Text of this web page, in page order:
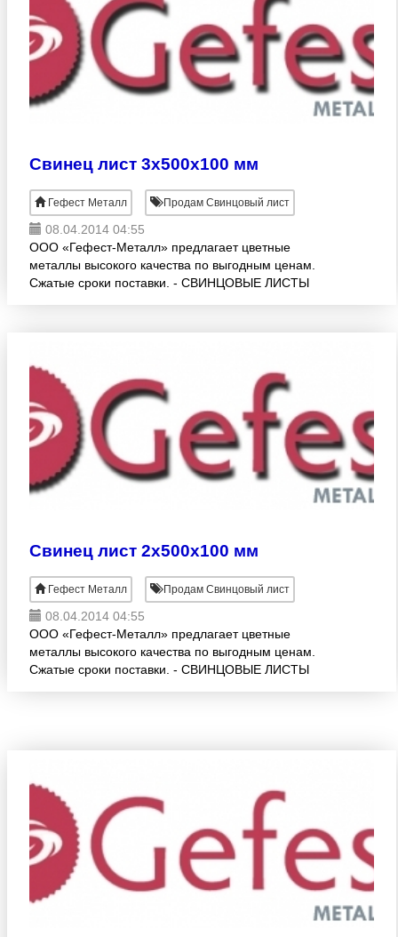
Свинец лист 3х500х100 мм
Гефест Металл Продам Свинцовый лист
08.04.2014 04:55
ООО «Гефест-Металл» предлагает цветные
металлы высокого качества по выгодным ценам.
Сжатые сроки поставки. - СВИНЦОВЫЕ ЛИСТЫ
Свинец лист 2х500х100 мм
Гефест Металл Продам Свинцовый лист
08.04.2014 04:55
ООО «Гефест-Металл» предлагает цветные
металлы высокого качества по выгодным ценам.
Сжатые сроки поставки. - СВИНЦОВЫЕ ЛИСТЫ